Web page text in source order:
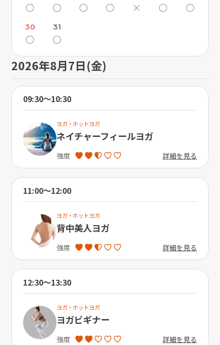
〇 〇 〇 〇 × 〇 〇
30
〇
31
〇
2026年8月7日(金)
09:30〜10:30
ヨガ・ホットヨガ
ネイチャーフィールヨガ
強度 詳細を見る
11:00〜12:00
ヨガ・ホットヨガ
背中美人ヨガ
強度 詳細を見る
12:30〜13:30
ヨガ・ホットヨガ
ヨガビギナー
強度 詳細を見る